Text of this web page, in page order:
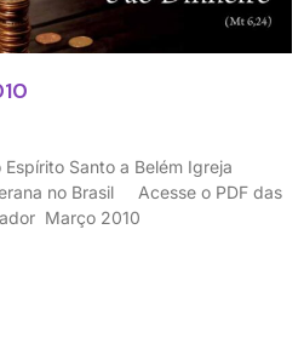
Santo a Belém Igreja
no Brasil Acesse o PDF das
Março 2010